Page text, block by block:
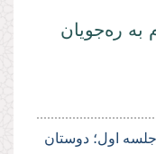
به ره‌جویان
جلسه اول؛ دوستان